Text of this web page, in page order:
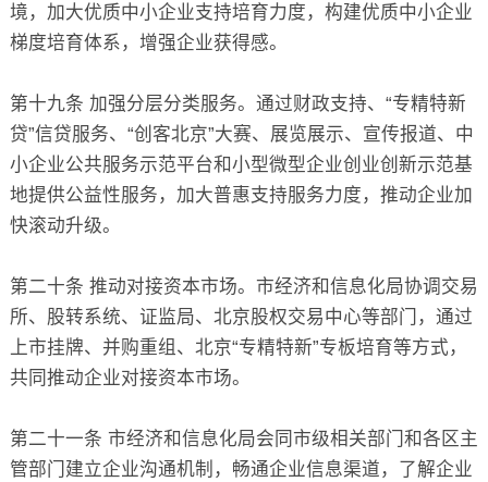
境，加大优质中小企业支持培育力度，构建优质中小企业
梯度培育体系，增强企业获得感。
第十九条 加强分层分类服务。通过财政支持、“专精特新
贷”信贷服务、“创客北京”大赛、展览展示、宣传报道、中
小企业公共服务示范平台和小型微型企业创业创新示范基
地提供公益性服务，加大普惠支持服务力度，推动企业加
快滚动升级。
第二十条 推动对接资本市场。市经济和信息化局协调交易
所、股转系统、证监局、北京股权交易中心等部门，通过
上市挂牌、并购重组、北京“专精特新”专板培育等方式，
共同推动企业对接资本市场。
第二十一条 市经济和信息化局会同市级相关部门和各区主
管部门建立企业沟通机制，畅通企业信息渠道，了解企业